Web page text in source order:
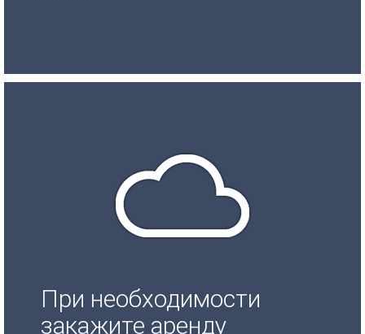
При необходимости
закажите аренду